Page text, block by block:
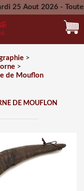
2026 - Toutes
Aout 2026
>
>
de Mouflon
DE MOUFLON